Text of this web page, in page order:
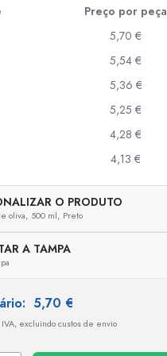
Preço por peça
5,70 €
5,54 €
5,36 €
5,25 €
4,28 €
4,13 €
O PRODUTO
oliva, 500 ml, Preto
A TAMPA
5,70 €
excluindo custos de envio